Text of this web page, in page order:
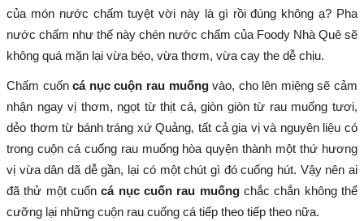
của món nước chấm tuyệt vời này là gì rồi đúng không ạ? Pha
nước chấm như thế này chén nước chấm của Foody Nhà Quê sẽ
không quá mặn lại vừa béo, vừa thơm, vừa cay the dễ chịu.
Chấm cuốncá nục cuộn rau muốngvào, cho lên miệng sẽ cảm
nhận ngay vị thơm, ngọt từ thịt cá, giòn giòn từ rau muống tươi,
dẻo thơm từ bánh tráng xứ Quảng, tất cả gia vị và nguyên liệu có
trong cuộn cá cuống rau muống hòa quyện thành một thứ hương
vị vừa dân dã dễ gần, lại có một chút gì đó cuống hút. Vậy nên ai
đã thử một cuốncá nục cuốn rau muốngchắc chắn không thể
cưỡng lại những cuộn rau cuống cá tiếp theo tiếp theo nữa.